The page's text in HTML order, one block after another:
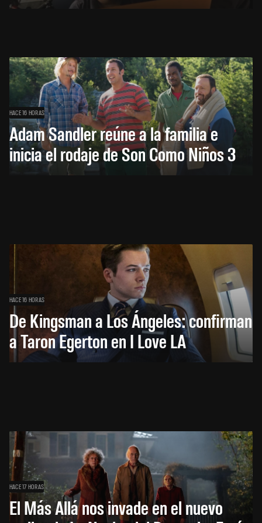
HACE 16 HORAS
Adam Sandler reúne a la familia e
inicia el rodaje de Son Como Niños 3
HACE 16 HORAS
De Kingsman a Los Ángeles: confirman
a Taron Egerton en I Love LA
HACE 17 HORAS
El Más Allá nos invade en el nuevo